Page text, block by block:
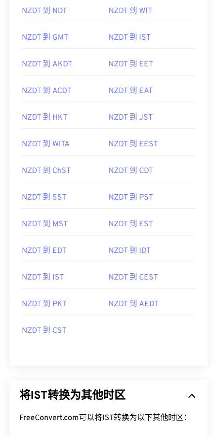
NZDT 到 NDT NZDT 到 WIT
NZDT 到 GMT NZDT 到 IST
NZDT 到 AKDT NZDT 到 EET
NZDT 到 ACDT NZDT 到 EAT
NZDT 到 HKT NZDT 到 JST
NZDT 到 WITA NZDT 到 EEST
NZDT 到 ChST NZDT 到 CDT
NZDT 到 SST NZDT 到 PST
NZDT 到 MST NZDT 到 EST
NZDT 到 EDT NZDT 到 IDT
NZDT 到 IST NZDT 到 CEST
NZDT 到 PKT NZDT 到 AEDT
NZDT 到 CST
将IST转换为其他时区
FreeConvert.com可以将IST转换为以下其他时区：